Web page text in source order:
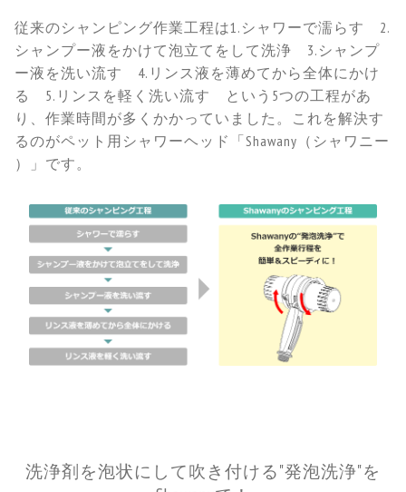
従来のシャンピング作業工程は1.シャワーで濡らす 2.
シャンプー液をかけて泡立てをして洗浄 3.シャンプ
ー液を洗い流す 4.リンス液を薄めてから全体にかけ
る 5.リンスを軽く洗い流す という5つの工程があ
り、作業時間が多くかかっていました。これを解決す
るのがペット用シャワーヘッド「Shawany（シャワニー
）」です。
洗浄剤を泡状にして吹き付ける"発泡洗浄"を